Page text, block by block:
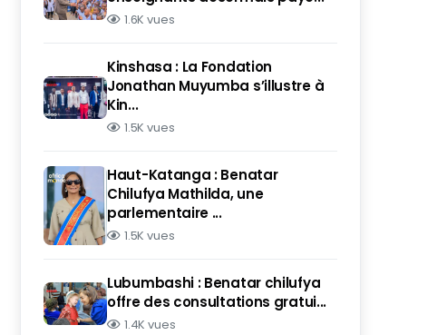
1.6K vues
Kinshasa : La Fondation
Jonathan Muyumba s’illustre à
Kin...
1.5K vues
Haut-Katanga : Benatar
Chilufya Mathilda, une
parlementaire ...
1.5K vues
Lubumbashi : Benatar chilufya
offre des consultations gratui...
1.4K vues